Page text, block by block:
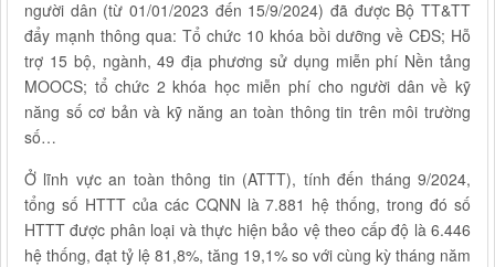
người dân (từ 01/01/2023 đến 15/9/2024) đã được Bộ TT&TT
đẩy mạnh thông qua: Tổ chức 10 khóa bồi dưỡng về CĐS; Hỗ
trợ 15 bộ, ngành, 49 địa phương sử dụng miễn phí Nền tảng
MOOCS; tổ chức 2 khóa học miễn phí cho người dân về kỹ
năng số cơ bản và kỹ năng an toàn thông tin trên môi trường
số…
Ở lĩnh vực an toàn thông tin (ATTT), tính đến tháng 9/2024,
tổng số HTTT của các CQNN là 7.881 hệ thống, trong đó số
HTTT được phân loại và thực hiện bảo vệ theo cấp độ là 6.446
hệ thống, đạt tỷ lệ 81,8%, tăng 19,1% so với cùng kỳ tháng năm